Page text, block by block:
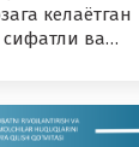
келаётган
ва…